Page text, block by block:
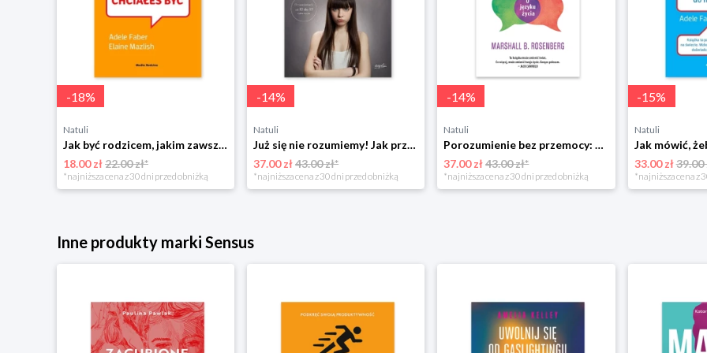
-18%
Natuli
Jak być rodzicem, jakim zawsze chciałeś być Media rodzina
18.00 zł22.00 zł*
*najniższa cena z 30 dni przed obniżką
-14%
Natuli
Już się nie rozumiemy! Jak przeżyć czas trzaskających drzwi Esprit
37.00 zł43.00 zł*
*najniższa cena z 30 dni przed obniżką
-14%
Natuli
Porozumienie bez przemocy: o języku życia Czarna owca
37.00 zł43.00 zł*
*najniższa cena z 30 dni przed obniżką
-15%
Natuli
33.00 zł39.00
*najniższa cena z
Inne produkty marki Sensus